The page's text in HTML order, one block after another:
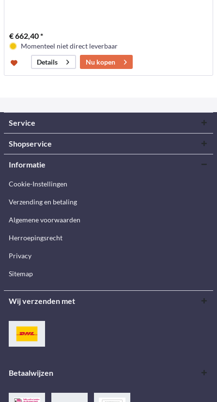
€ 662,40 *
Momenteel niet direct leverbaar
Details
Nu kopen
Service
Shopservice
Informatie
Cookie-Instellingen
Verzending en betaling
Algemene voorwaarden
Herroepingsrecht
Privacy
Sitemap
Wij verzenden met
Betaalwijzen